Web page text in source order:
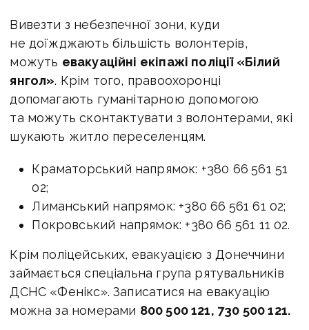
Вивезти з небезпечної зони, куди
не доїжджають більшість волонтерів,
можуть евакуаційні екіпажі поліції «Білий
янгол». Крім того, правоохоронці
допомагають гуманітарною допомогою
та можуть сконтактувати з волонтерами, які
шукають житло переселенцям.
Краматорський напрямок: +380 66 561 51
02;
Лиманський напрямок: +380 66 561 61 02;
Покровський напрямок: +380 66 561 11 02.
Крім поліцейських, евакуацією з Донеччини
займається спеціальна група рятувальників
ДСНС «Фенікс». Записатися на евакуацію
можна за номерами 800 500 121, 730 500 121.